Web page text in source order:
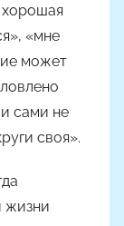
хорошая
«мне
может
сами не
своя».
жизни